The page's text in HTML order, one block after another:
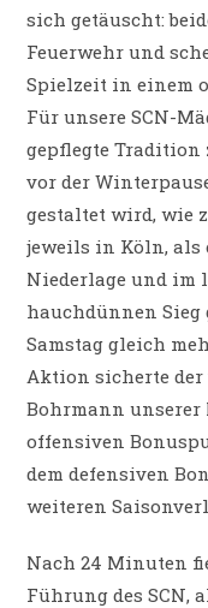
sich getäuscht:
Feuerwehr und
Spielzeit in einem
Für unsere SCN-
gepflegte Tradition
vor der
gestaltet wird, wie
jeweils in Köln, als
Niederlage und im
hauchdünnen Sieg
Samstag gleich
Aktion sicherte der
Bohrmann unserer
offensiven
dem defensiven
weiteren
Nach 24 Minuten
Führung des SCN,